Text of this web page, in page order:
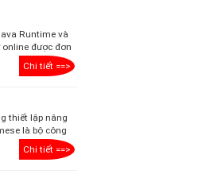
Runtime và
online được đơn
Chi tiết ==>
thiết lập nâng
là bộ công
Chi tiết ==>